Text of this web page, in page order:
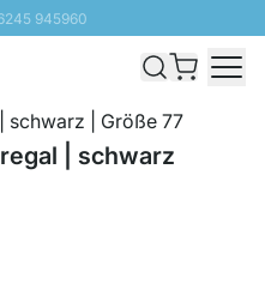
945960
Versand ab 100€
zu 20% Rabatt
| schwarz